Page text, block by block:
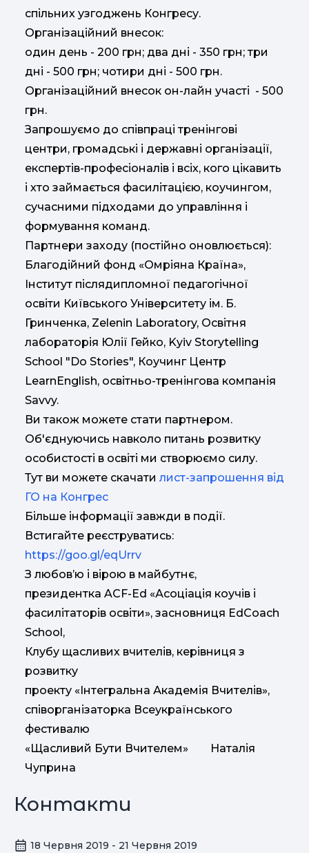
спільних узгоджень Конгресу.
Організаційний внесок:
один день - 200 грн; два дні - 350 грн; три
дні - 500 грн; чотири дні - 500 грн.
Організаційний внесок он-лайн участі - 500
грн.
Запрошуємо до співпраці тренінгові
центри, громадські і державні організації,
експертів-професіоналів і всіх, кого цікавить
і хто займається фасилітацією, коучингом,
сучасними підходами до управління і
формування команд.
Партнери заходу (постійно оновлюється):
Благодійний фонд «Омріяна Країна»,
Інститут післядипломної педагогічної
освіти Київського Університету ім. Б.
Гринченка, Zelenin Laboratory, Освітня
лабораторія Юлії Гейко, Kyiv Storytelling
School "Do Stories", Коучинг Центр
LearnEnglish, освітньо-тренінгова компанія
Savvy.
Ви також можете стати партнером.
Об'єднуючись навколо питань розвитку
особистості в освіті ми створюємо силу.
Тут ви можете скачати лист-запрошення від
ГО на Конгрес
Більше інформації завжди в події.
Встигайте реєструватись:
https://goo.gl/eqUrrv
З любов’ю і вірою в майбутнє,
президентка ACF-Ed «Асоціація коучів і
фасилітаторів освіти», засновниця EdCoach
School,
Клубу щасливих вчителів, керівниця з
розвитку
проекту «Інтегральна Академія Вчителів»,
співорганізаторка Всеукраїнського
фестивалю
«Щасливий Бути Вчителем» Наталія
Чуприна
Контакти
18 Червня 2019 - 21 Червня 2019